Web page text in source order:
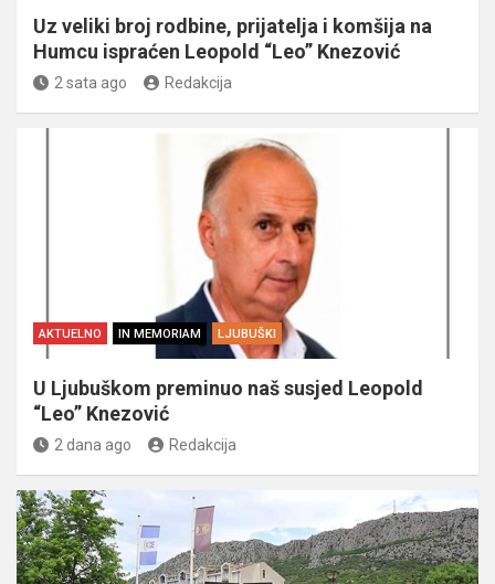
Uz veliki broj rodbine, prijatelja i komšija na
Humcu ispraćen Leopold “Leo” Knezović
2 sata ago Redakcija
AKTUELNO IN MEMORIAM LJUBUŠKI
U Ljubuškom preminuo naš susjed Leopold
“Leo” Knezović
2 dana ago Redakcija